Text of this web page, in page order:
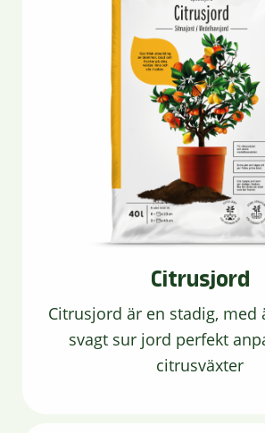
Citrusjord
Citrusjord är en stadig, med
svagt sur jord perfekt
citrusväxter